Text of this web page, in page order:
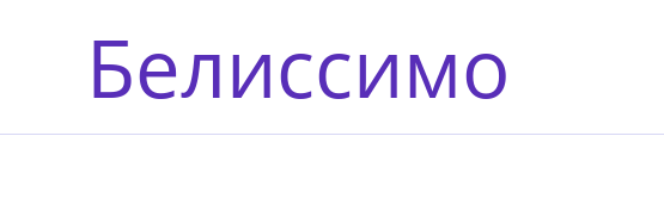
содержимомуБелиссимо